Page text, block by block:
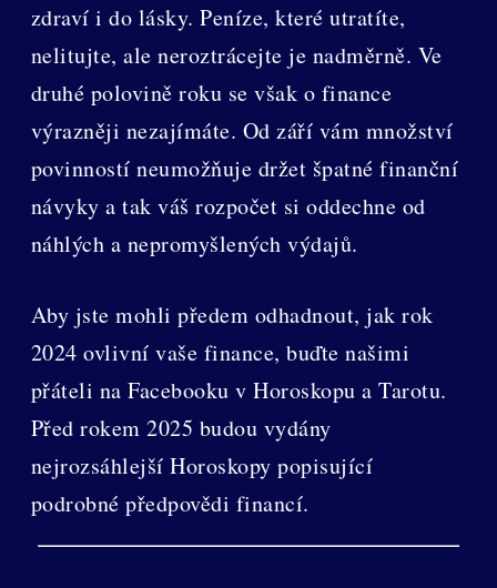
zdraví i do lásky. Peníze, které utratíte,
nelitujte, ale neroztrácejte je nadměrně. Ve
druhé polovině roku se však o finance
výrazněji nezajímáte. Od září vám množství
povinností neumožňuje držet špatné finanční
návyky a tak váš rozpočet si oddechne od
náhlých a nepromyšlených výdajů.
Aby jste mohli předem odhadnout, jak rok
2024 ovlivní vaše finance, buďte našimi
přáteli na Facebooku v Horoskopu a Tarotu.
Před rokem 2025 budou vydány
nejrozsáhlejší Horoskopy popisující
podrobné předpovědi financí.